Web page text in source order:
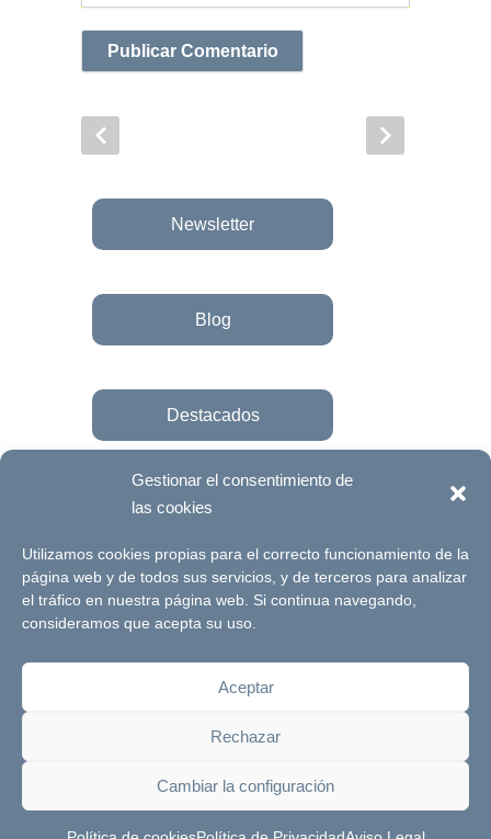
Gestionar el consentimiento de
las cookies
Utilizamos cookies propias para el correcto funcionamiento de la
página web y de todos sus servicios, y de terceros para analizar
el tráfico en nuestra página web. Si continua navegando,
consideramos que acepta su uso.
Aceptar
Rechazar
Cambiar la configuración
Newsletter
Blog
Destacados
Únete a la fundación
© Futuro Singular Córdoba 2017. Web
desarrollada por
Aviso Legal
Política de cookies
Canal de denuncias